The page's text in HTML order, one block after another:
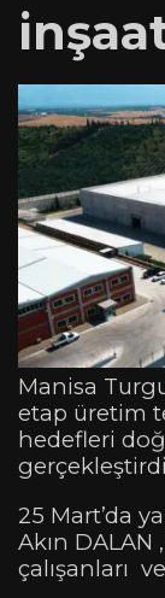
Manisa
etap üretim
hedefleri
25 Mart’da
Akın DALAN
çalışanları